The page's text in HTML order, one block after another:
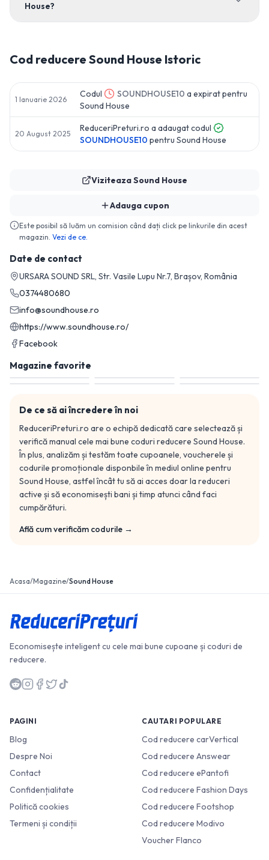
ViziteazaSound House
Adauga cupon
Este posibil să luăm un comision când dați click pe linkurile din acest
magazin. Vezi de ce.
Date de contact
URSARA SOUND SRL, Str. Vasile Lupu Nr.7, Brașov, România
0374480680
info@soundhouse.ro
https://www.soundhouse.ro/
Facebook
Magazine favorite
De ce să ai încredere în noi
ReduceriPreturi.ro are o echipă dedicată care selectează și
verifică manual cele mai bune coduri reducere Sound House.
În plus, analizăm și testăm toate cupoanele, voucherele și
codurile promoționale disponbile în mediul online pentru
Sound House, astfel încât tu să ai acces doar la reduceri
active și să economisești bani și timp atunci când faci
cumpărături.
Află cum verificăm codurile →
House?
Cod reducere Sound House Istoric
1 Ianuarie 2026
Codul SOUNDHOUSE10 a expirat pentru
Sound House
20 August 2025
ReduceriPreturi.ro a adaugat codul
SOUNDHOUSE10 pentru Sound House
Acasa/Magazine/Sound House
Economisește inteligent cu cele mai bune cupoane și coduri de
reducere.
PAGINI
Blog
Despre Noi
Contact
Confidențialitate
Politică cookies
Termeni și condiții
CAUTARI POPULARE
Cod reducere carVertical
Cod reducere Answear
Cod reducere ePantofi
Cod reducere Fashion Days
Cod reducere Footshop
Cod reducere Modivo
Voucher Flanco